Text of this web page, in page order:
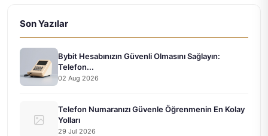
Son Yazılar
Bybit Hesabınızın Güvenli Olmasını Sağlayın:
Telefon...
02 Aug 2026
Telefon Numaranızı Güvenle Öğrenmenin En Kolay
Yolları
29 Jul 2026